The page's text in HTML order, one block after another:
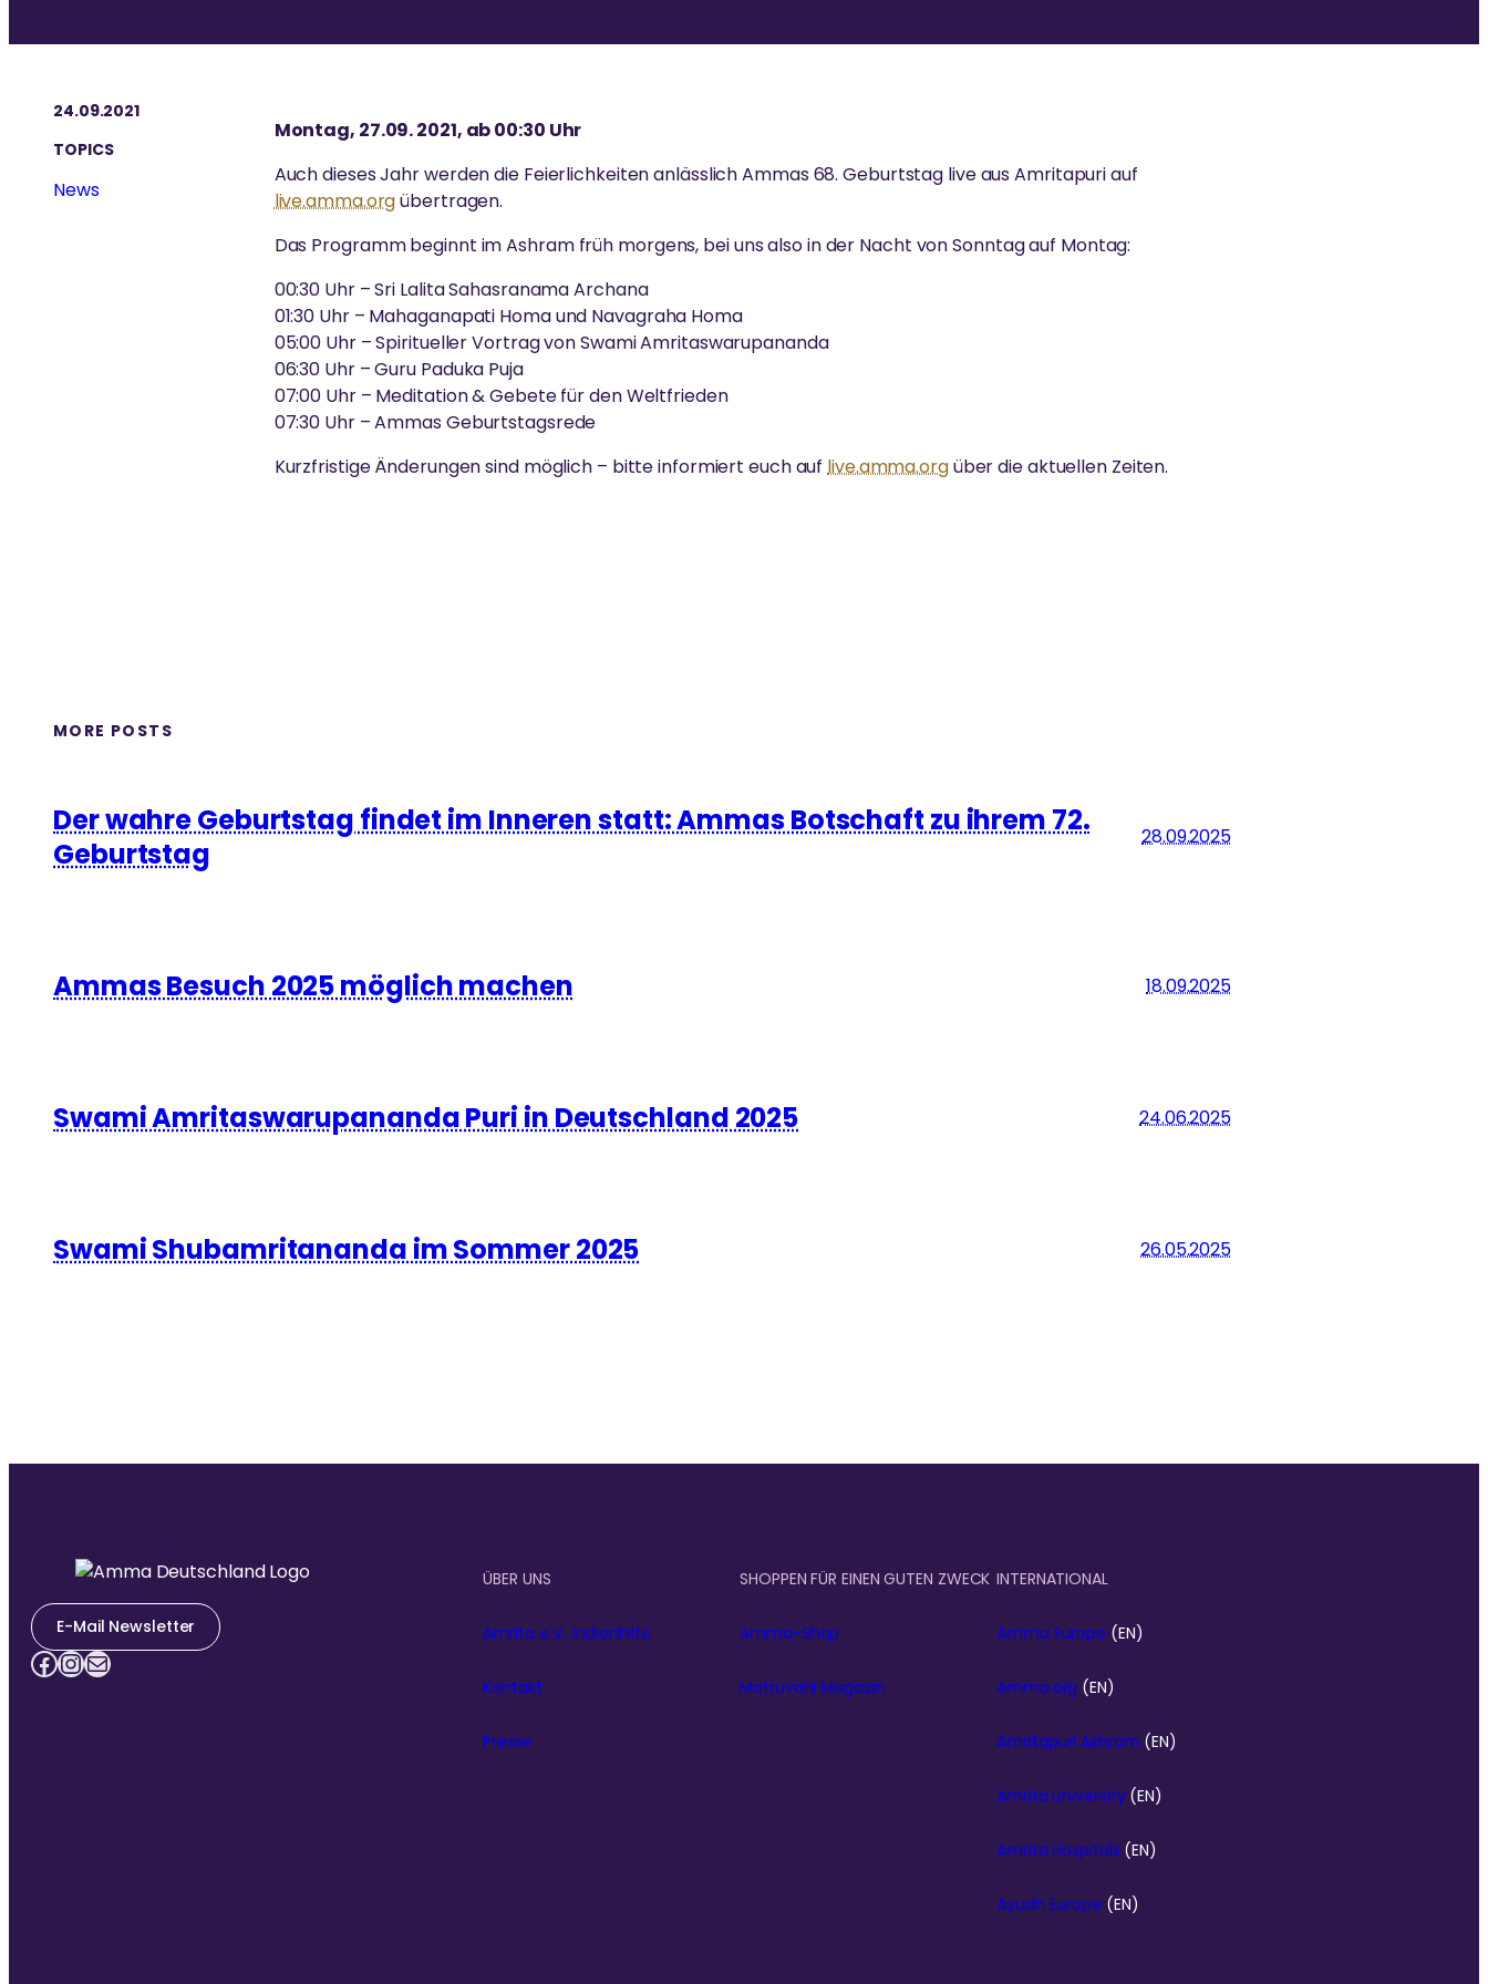
24.09.2021
TOPICS
News
Montag, 27.09. 2021, ab 00:30 Uhr
Auch dieses Jahr werden die Feierlichkeiten anlässlich Ammas 68. Geburtstag live aus Amritapuri auf
live.amma.orgübertragen.
Das Programm beginnt im Ashram früh morgens, bei uns also in der Nacht von Sonntag auf Montag:
00:30 Uhr – Sri Lalita Sahasranama Archana
01:30 Uhr – Mahaganapati Homa und Navagraha Homa
05:00 Uhr – Spiritueller Vortrag von Swami Amritaswarupananda
06:30 Uhr – Guru Paduka Puja
07:00 Uhr – Meditation & Gebete für den Weltfrieden
07:30 Uhr – Ammas Geburtstagsrede
Kurzfristige Änderungen sind möglich – bitte informiert euch auflive.amma.orgüber die aktuellen Zeiten.
MORE POSTS
Der wahre Geburtstag findet im Inneren statt: Ammas Botschaft zu ihrem 72.
Geburtstag
28.09.2025
Ammas Besuch 2025 möglich machen 18.09.2025
Swami Amritaswarupananda Puri in Deutschland 2025 24.06.2025
Swami Shubamritananda im Sommer 2025 26.05.2025
E-Mail Newsletter
Facebook InstagramE-Mail
ÜBER UNS
Amrita e.V., Indienhilfe
Kontakt
Presse
SHOPPEN FÜR EINEN GUTEN ZWECK
Amma-Shop
Matruvani Magazin
INTERNATIONAL
Amma Europe (EN)
Amma.org (EN)
Amritapuri Ashram (EN)
Amrita University(EN)
Amrita Hospitals (EN)
Ayudh Europe (EN)